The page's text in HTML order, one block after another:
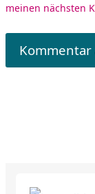
meinen nächsten